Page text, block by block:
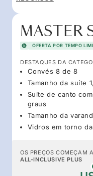
MASTER
OFERTA POR TEMPO
DESTAQUES DA
Convés 8 de 8
Tamanho da suíte
Suíte de canto
graus
Tamanho da
Vidros em torno
OS PREÇOS COMEÇAM A
ALL-INCLUSIVE PLUS